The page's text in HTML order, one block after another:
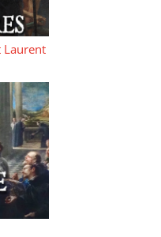
Laurent